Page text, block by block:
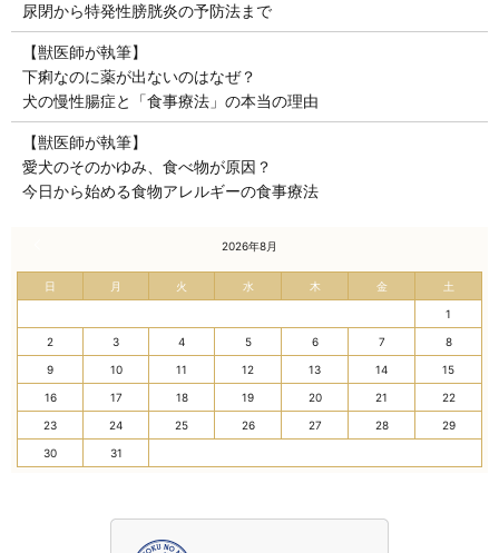
尿閉から特発性膀胱炎の予防法まで
【獣医師が執筆】
下痢なのに薬が出ないのはなぜ？
犬の慢性腸症と「食事療法」の本当の理由
【獣医師が執筆】
愛犬のそのかゆみ、食べ物が原因？
今日から始める食物アレルギーの食事療法
2026年8月
日 月 火 水 木 金 土
1
2 3 4 5 6 7 8
9 10 11 12 13 14 15
16 17 18 19 20 21 22
23 24 25 26 27 28 29
30 31